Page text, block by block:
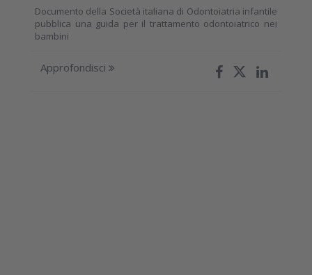
Documento della Società italiana di Odontoiatria infantile
pubblica una guida per il trattamento odontoiatrico nei
bambini
Approfondisci